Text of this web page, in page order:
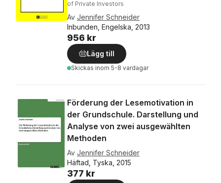
of Private Investors
Av Jennifer Schneider
Inbunden, Engelska, 2013
956 kr
Lägg till
Skickas inom 5-8 vardagar
Förderung der Lesemotivation in
der Grundschule. Darstellung und
Analyse von zwei ausgewählten
Methoden
Av Jennifer Schneider
Häftad, Tyska, 2015
377 kr